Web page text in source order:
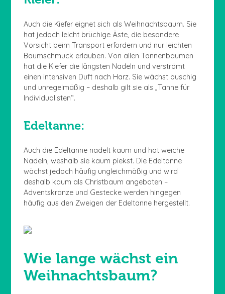
Auch die Kiefer eignet sich als Weihnachtsbaum. Sie
hat jedoch leicht brüchige Äste, die besondere
Vorsicht beim Transport erfordern und nur leichten
Baumschmuck erlauben. Von allen Tannenbäumen
hat die Kiefer die längsten Nadeln und verströmt
einen intensiven Duft nach Harz. Sie wächst buschig
und unregelmäßig – deshalb gilt sie als „Tanne für
Individualisten“.
Edeltanne:
Auch die Edeltanne nadelt kaum und hat weiche
Nadeln, weshalb sie kaum piekst. Die Edeltanne
wächst jedoch häufig ungleichmäßig und wird
deshalb kaum als Christbaum angeboten –
Adventskränze und Gestecke werden hingegen
häufig aus den Zweigen der Edeltanne hergestellt.
Wie lange wächst ein
Weihnachtsbaum?